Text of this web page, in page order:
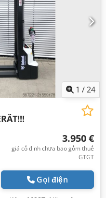
1 /24
3.950 €
giá cố định chưa bao gồm thuế
GTGT
Gọi điện